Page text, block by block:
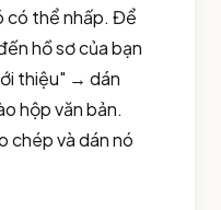
có thể nhấp. Để
hồ sơ của bạn
thiệu" → dán
hộp văn bản.
chép và dán nó